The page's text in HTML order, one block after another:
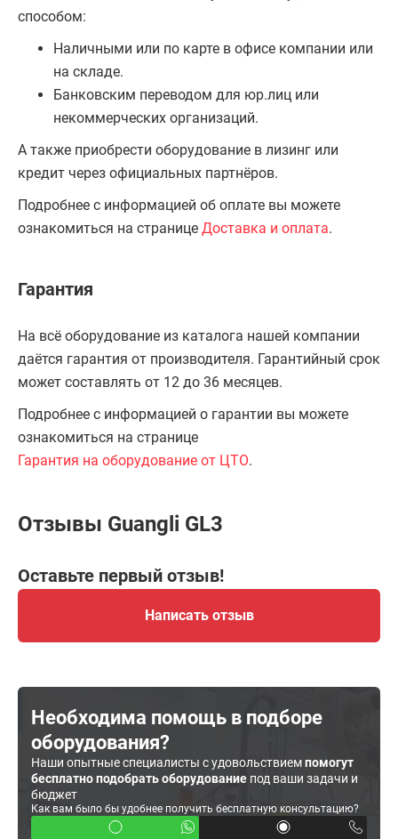
способом:
Наличными или по карте в офисе компании или
на складе.
Банковским переводом для юр.лиц или
некоммерческих организаций.
А также приобрести оборудование в лизинг или
кредит через официальных партнёров.
Подробнее с информацией об оплате вы можете
ознакомиться на странице Доставка и оплата.
Гарантия
На всё оборудование из каталога нашей компании
даётся гарантия от производителя. Гарантийный срок
может составлять от 12 до 36 месяцев.
Подробнее с информацией о гарантии вы можете
ознакомиться на странице
Гарантия на оборудование от ЦТО.
Отзывы Guangli GL3
Оставьте первый отзыв!
Написать отзыв
Необходима помощь в подборе
оборудования?
Наши опытные специалисты с удовольствиемпомогут
бесплатно подобрать оборудование под ваши задачи и
бюджет
Как вам было бы удобнее получить бесплатную консультацию?